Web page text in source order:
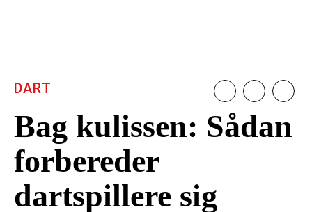
Bag kulissen: Sådan
forbereder
dartspillere sig
DART